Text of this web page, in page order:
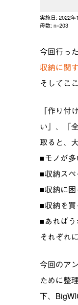
実施日: 2022年
母数: n=203
今回行っ
収納に関
そしてこ
「作り
い」、「
取ると、
■モノが
■収納ス
■収納に
■収納を
■あれば
それぞれ
今回のア
ために整
下、